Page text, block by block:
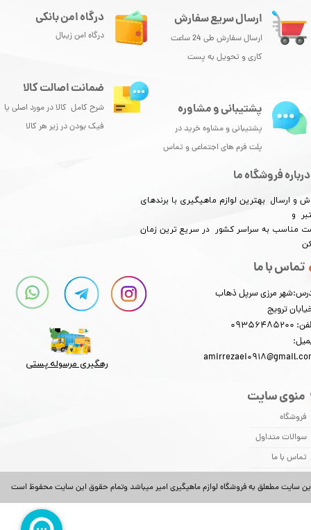
سایت مطعلق به فروشگاه لوازم ماهیگیری امیر میباشد وتمام حقوق این سایت محفوظ است
ارسال سریع سفارش
ارسال سفارش طی 24 ساعت
کاری و تحویل به پست
درباره فروشگاه ما
و ارسال بهترین لوازم ماهیگیری با برندهای
و
مناسب به سراسر کشور در سریع ترین زمان
منوی سایت
فروشگاه
سوالات متداول
تماس با ما
تماس با ما
مرزی سرپل ذهاب
ترویج
درگاه امن بانکی
درگاه امن زیبال
پشتیبانی و مشاوره
پشتیبانی و مشاوه خرید در
پلت فرم های اجتماعی و تماس
ضمانت اصالت کالا
شرح کامل کالا در مورد اصلی یا
فیک بودن در زیر هر کالا
رهگیری مرسوله پستی​​​​​​​